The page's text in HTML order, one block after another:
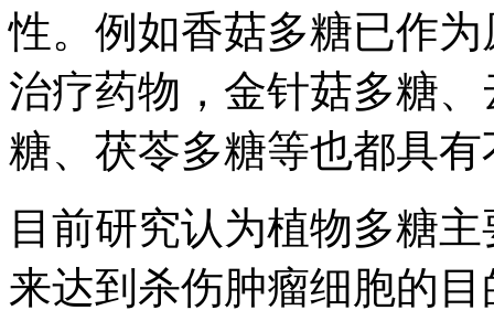
性。例如香菇多糖已作
治疗药物，金针菇多糖
糖、茯苓多糖等也都具
目前研究认为植物多糖
来达到杀伤肿瘤细胞的